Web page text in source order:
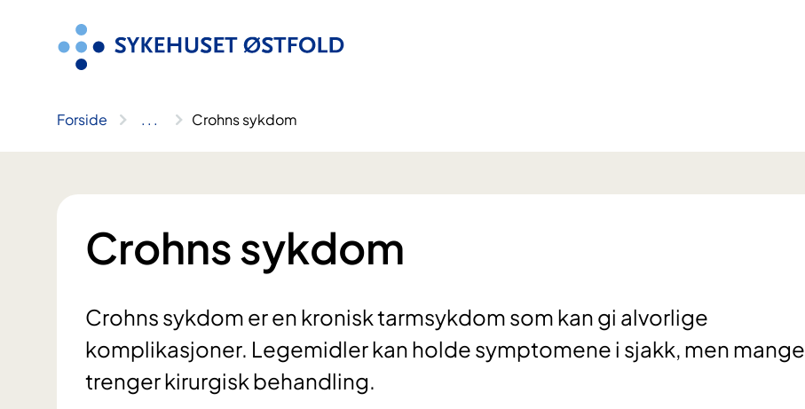
Forside .. . Crohns sykdom
Crohns sykdom
Crohns sykdom er en kronisk tarmsykdom som kan gi alvorlige
komplikasjoner. Legemidler kan holde symptomene i sjakk, men mange
trenger kirurgisk behandling.